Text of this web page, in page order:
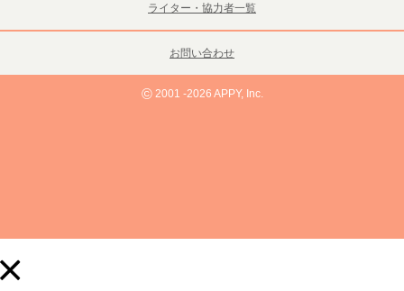
ライター・協力者一覧
お問い合わせ
©2001 -2026 APPY, Inc.